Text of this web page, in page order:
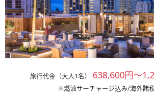
旅行代金（大人1名） 638,600円～
※燃油サーチャージ込み/海外諸